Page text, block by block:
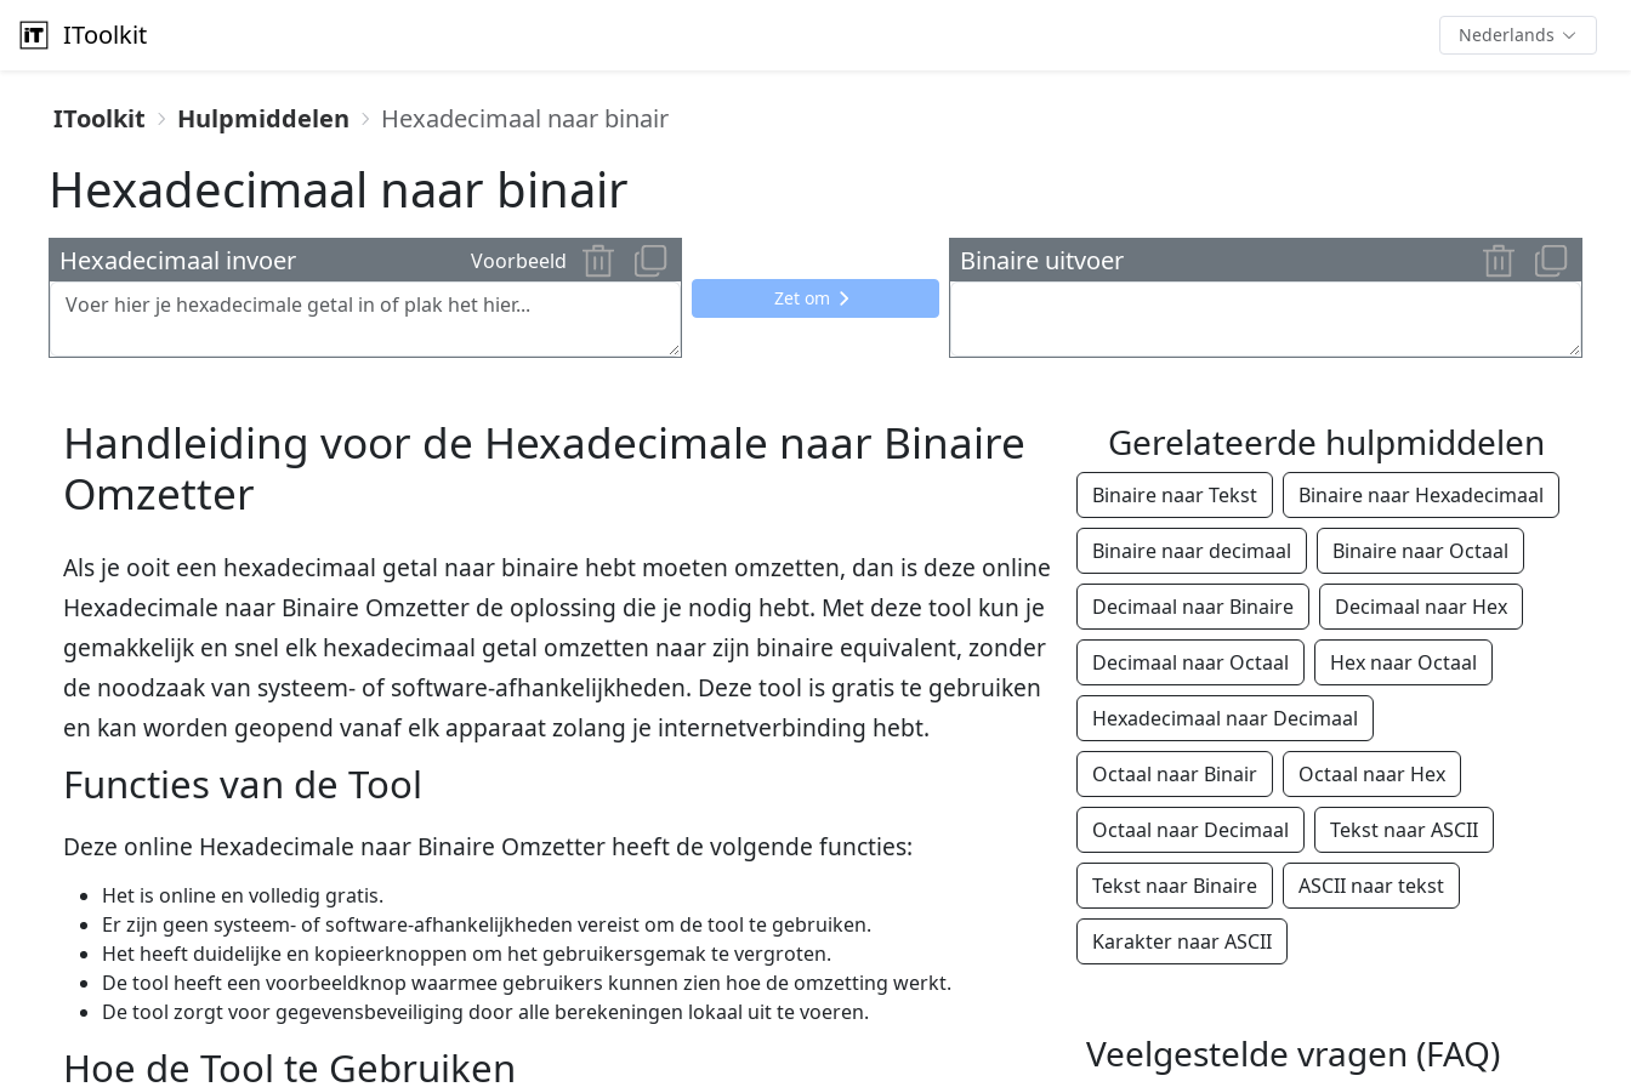
IToolkit Nederlands
IToolkit Hulpmiddelen Hexadecimaal naar binair
Hexadecimaal naar binair
Hexadecimaal invoer Voorbeeld
Zet om
Binaire uitvoer
Handleiding voor de Hexadecimale naar Binaire
Omzetter
Als je ooit een hexadecimaal getal naar binaire hebt moeten omzetten, dan is deze online
Hexadecimale naar Binaire Omzetter de oplossing die je nodig hebt. Met deze tool kun je
gemakkelijk en snel elk hexadecimaal getal omzetten naar zijn binaire equivalent, zonder
de noodzaak van systeem- of software-afhankelijkheden. Deze tool is gratis te gebruiken
en kan worden geopend vanaf elk apparaat zolang je internetverbinding hebt.
Functies van de Tool
Deze online Hexadecimale naar Binaire Omzetter heeft de volgende functies:
Het is online en volledig gratis.
Er zijn geen systeem- of software-afhankelijkheden vereist om de tool te gebruiken.
Het heeft duidelijke en kopieerknoppen om het gebruikersgemak te vergroten.
De tool heeft een voorbeeldknop waarmee gebruikers kunnen zien hoe de omzetting werkt.
De tool zorgt voor gegevensbeveiliging door alle berekeningen lokaal uit te voeren.
Hoe de Tool te Gebruiken
Gerelateerde hulpmiddelen
Binaire naar Tekst Binaire naar Hexadecimaal
Binaire naar decimaal Binaire naar Octaal
Decimaal naar Binaire Decimaal naar Hex
Decimaal naar Octaal Hex naar Octaal
Hexadecimaal naar Decimaal
Octaal naar Binair Octaal naar Hex
Octaal naar Decimaal Tekst naar ASCII
Tekst naar Binaire ASCII naar tekst
Karakter naar ASCII
Veelgestelde vragen (FAQ)